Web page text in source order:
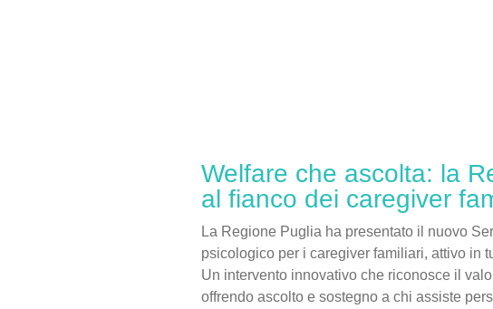
Welfare che ascolta: la
al fianco dei caregiver
La Regione Puglia ha presentato il nuovo
psicologico per i caregiver familiari, attivo in
Un intervento innovativo che riconosce il
offrendo ascolto e sostegno a chi assiste